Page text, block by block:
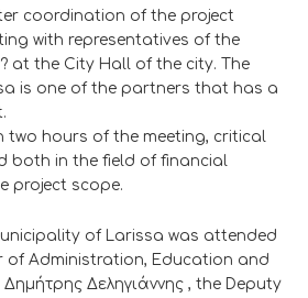
coordination of the project
with representatives of the
at the City Hall of the city. The
is one of the partners that has a
two hours of the meeting, critical
both in the field of financial
project scope.
of Larissa was attended
of Administration, Education and
Δεληγιάννης , the Deputy